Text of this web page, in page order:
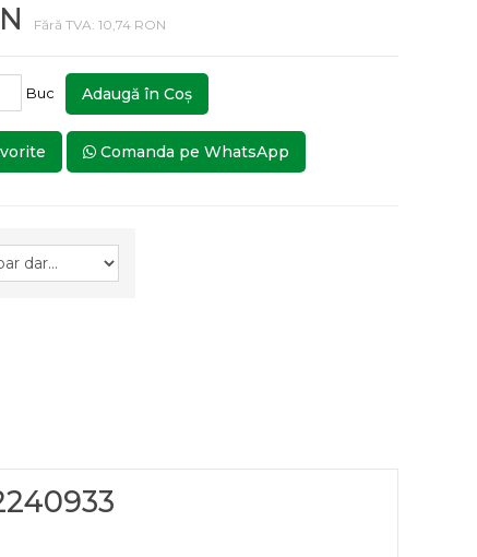
Fără TVA: 10,74 RON
Buc Adaugă în Coş
Comanda pe WhatsApp